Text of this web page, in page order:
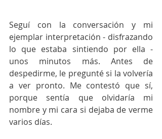
Seguí con la conversación y mi
ejemplar interpretación - disfrazando
lo que estaba sintiendo por ella -
unos minutos más. Antes de
despedirme, le pregunté si la volvería
a ver pronto. Me contestó que sí,
porque sentía que olvidaría mi
nombre y mi cara si dejaba de verme
varios días.